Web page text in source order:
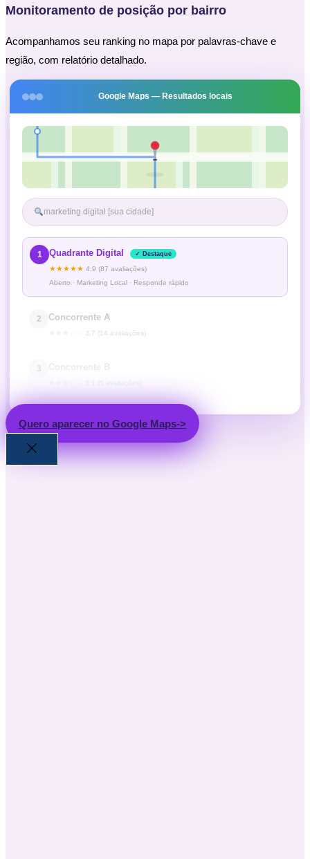
Monitoramento de posição por bairro
Acompanhamos seu ranking no mapa por palavras-chave e
região, com relatório detalhado.
Google Maps — Resultados locais
marketing digital [sua cidade]
1 Quadrante Digital ✓ Destaque
★★★★★ 4.9 (87 avaliações)
Aberto · Marketing Local · Responde rápido
2 Concorrente A
3.7 (14 avaliações)
3
Quero aparecer no Google Maps->